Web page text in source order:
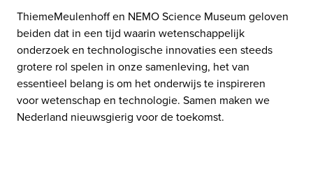
ThiemeMeulenhoff en NEMO Science Museum geloven
beiden dat in een tijd waarin wetenschappelijk
onderzoek en technologische innovaties een steeds
grotere rol spelen in onze samenleving, het van
essentieel belang is om het onderwijs te inspireren
voor wetenschap en technologie. ​Samen maken we
Nederland nieuwsgierig voor de toekomst.